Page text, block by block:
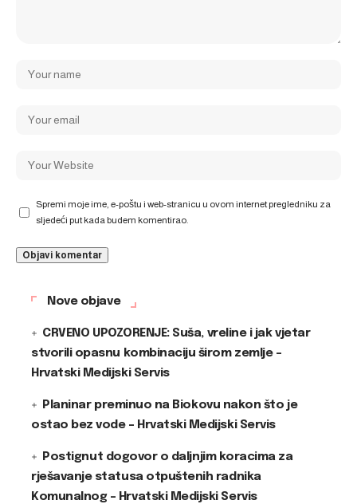
Spremi moje ime, e-poštu i web-stranicu u ovom internet pregledniku za
sljedeći put kada budem komentirao.
Nove objave
CRVENO UPOZORENJE: Suša, vreline i jak vjetar
stvorili opasnu kombinaciju širom zemlje –
Hrvatski Medijski Servis
Planinar preminuo na Biokovu nakon što je
ostao bez vode – Hrvatski Medijski Servis
Postignut dogovor o daljnjim koracima za
rješavanje statusa otpuštenih radnika
Komunalnog – Hrvatski Medijski Servis